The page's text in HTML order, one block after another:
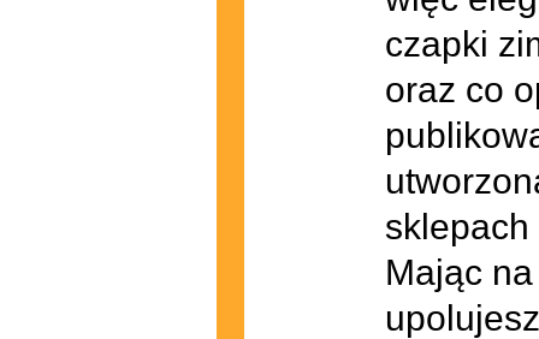
czapki
oraz co
Mając